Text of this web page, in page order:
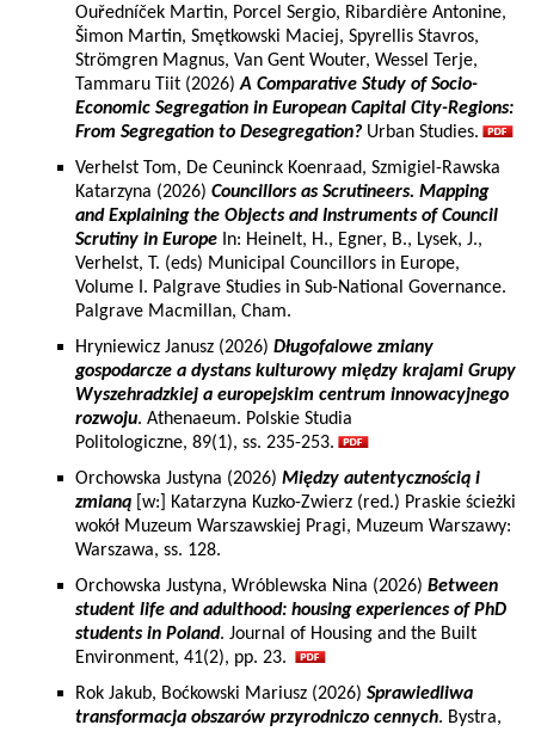
Ouředníček Martin, Porcel Sergio, Ribardière Antonine,
Šimon Martin, Smętkowski Maciej, Spyrellis Stavros,
Strömgren Magnus, Van Gent Wouter, Wessel Terje,
Tammaru Tiit (2026)A Comparative Study of Socio-
Economic Segregation in European Capital City-Regions:
From Segregation to Desegregation? Urban Studies.
Verhelst Tom, De Ceuninck Koenraad, Szmigiel-Rawska
Katarzyna (2026) Councillors as Scrutineers. Mapping
and Explaining the Objects and Instruments of Council
Scrutiny in Europe In: Heinelt, H., Egner, B., Lysek, J.,
Verhelst, T. (eds) Municipal Councillors in Europe,
Volume I. Palgrave Studies in Sub-National Governance.
Palgrave Macmillan, Cham.
Hryniewicz Janusz (2026) Długofalowe zmiany
gospodarcze a dystans kulturowy między krajami Grupy
Wyszehradzkiej a europejskim centrum innowacyjnego
rozwoju. Athenaeum. Polskie Studia
Politologiczne, 89(1), ss. 235-253.
Orchowska Justyna (2026) Między autentycznością i
zmianą [w:] Katarzyna Kuzko-Zwierz (red.) Praskie ścieżki
wokół Muzeum Warszawskiej Pragi, Muzeum Warszawy:
Warszawa, ss. 128.
Orchowska Justyna, Wróblewska Nina (2026) Between
student life and adulthood: housing experiences of PhD
students in Poland. Journal of Housing and the Built
Environment, 41(2), pp. 23.
Rok Jakub, Boćkowski Mariusz (2026) Sprawiedliwa
transformacja obszarów przyrodniczo cennych. Bystra,